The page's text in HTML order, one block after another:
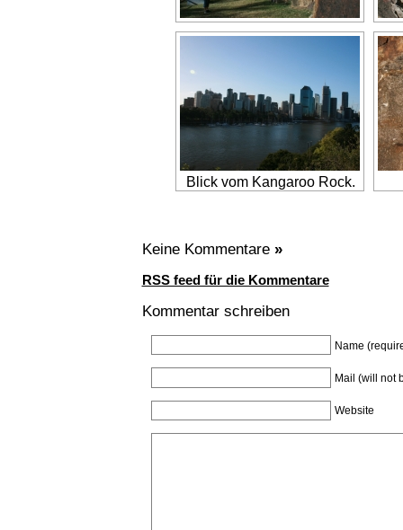
Blick vom Kangaroo Rock.
Keine Kommentare »
RSS feed für die Kommentare
Kommentar schreiben
Name
Mail (will not
Website